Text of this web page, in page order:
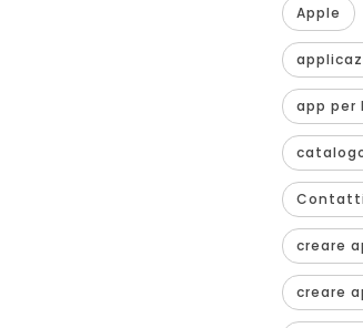
Apple
app per
Contatti
creare
creare